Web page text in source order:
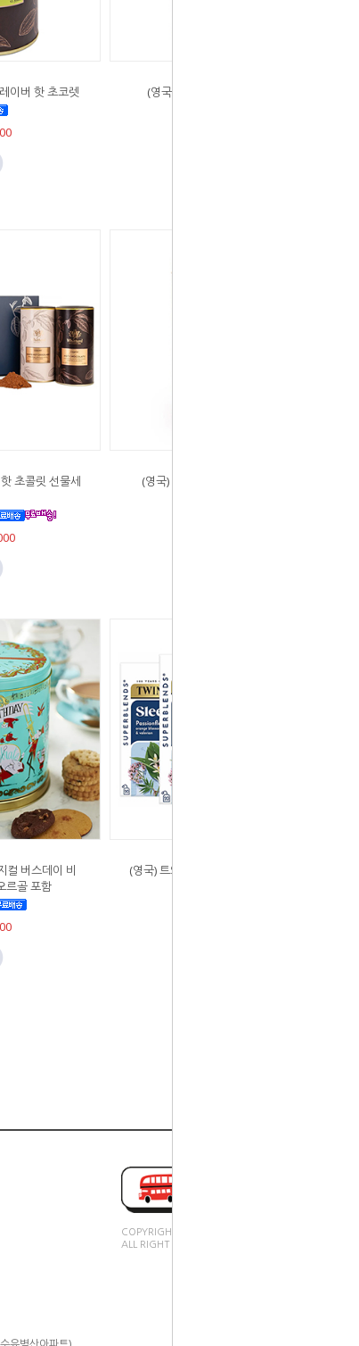
이버 핫 초코렛 (영국) 위타드 오렌지 핫 초코렛
초콜릿 선물세
(영국) 위타드, 미니 마시멜로 90g
컬 버스데이 비
르골 포함
(영국) 트와이닝스, 슬립 발레리안 오렌
COPYRIGHT(C).
ALL RIGHT RESERVED.